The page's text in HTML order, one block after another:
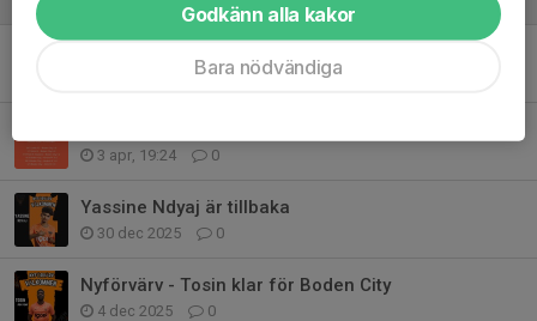
0
3 apr, 19:24 0
Yassine Ndyaj är tillbaka
30 dec 2025 0
Nyförvärv - Tosin klar för Boden City
4 dec 2025 0
Godkänn alla kakor
Bara nödvändiga